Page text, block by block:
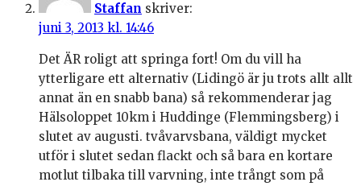
Staffan skriver:
juni 3, 2013 kl. 14:46
Det ÄR roligt att springa fort! Om du vill ha
ytterligare ett alternativ (Lidingö är ju trots allt allt
annat än en snabb bana) så rekommenderar jag
Hälsoloppet 10km i Huddinge (Flemmingsberg) i
slutet av augusti. tvåvarvsbana, väldigt mycket
utför i slutet sedan flackt och så bara en kortare
motlut tilbaka till varvning, inte trångt som på